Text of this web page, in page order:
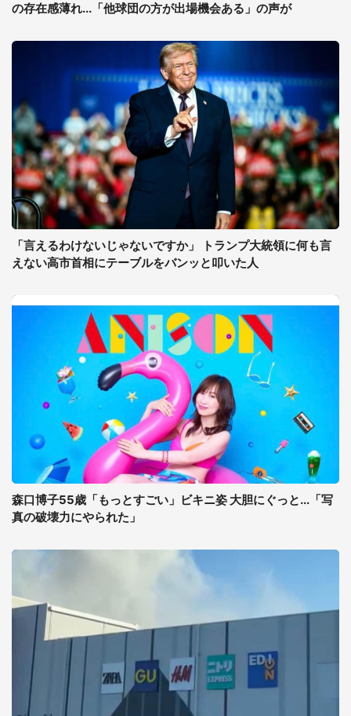
の存在感薄れ...「他球団の方が出場機会ある」の声が
「言えるわけないじゃないですか」 トランプ大統領に何も言
えない高市首相にテーブルをバンッと叩いた人
森口博子55歳「もっとすごい」ビキニ姿 大胆にぐっと...「写
真の破壊力にやられた」